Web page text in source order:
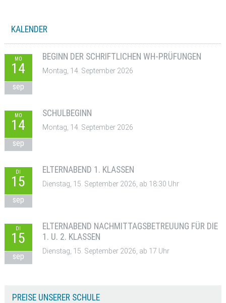
KALENDER
MO
14
sep
BEGINN DER SCHRIFTLICHEN WH-PRÜFUNGEN
Montag, 14. September 2026
MO
14
sep
SCHULBEGINN
Montag, 14. September 2026
DI
15
sep
ELTERNABEND 1. KLASSEN
Dienstag, 15. September 2026, ab 18:30 Uhr
DI
15
sep
ELTERNABEND NACHMITTAGSBETREUUNG FÜR DIE
1. U. 2. KLASSEN
Dienstag, 15. September 2026, ab 17 Uhr
PREISE UNSERER SCHULE